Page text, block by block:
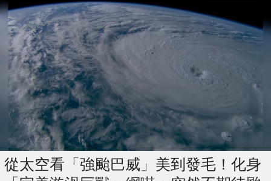
從太空看「強颱巴威」美到發毛！化身